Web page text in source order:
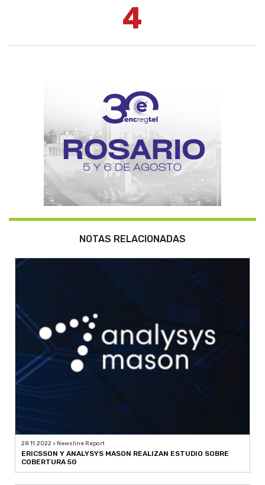
4
NOTAS RELACIONADAS
28.11.2022 > Newsline Report
ERICSSON Y ANALYSYS MASON REALIZAN ESTUDIO SOBRE
COBERTURA 5G